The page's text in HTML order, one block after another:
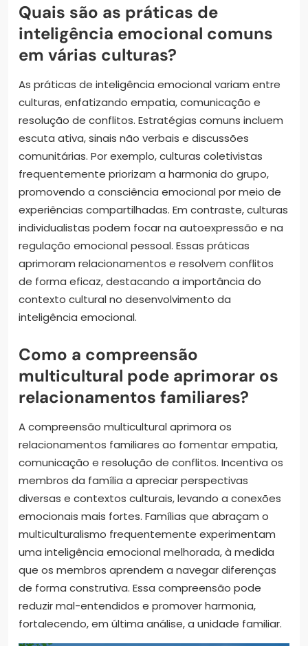
Quais são as práticas de
inteligência emocional comuns
em várias culturas?
As práticas de inteligência emocional variam entre
culturas, enfatizando empatia, comunicação e
resolução de conflitos. Estratégias comuns incluem
escuta ativa, sinais não verbais e discussões
comunitárias. Por exemplo, culturas coletivistas
frequentemente priorizam a harmonia do grupo,
promovendo a consciência emocional por meio de
experiências compartilhadas. Em contraste, culturas
individualistas podem focar na autoexpressão e na
regulação emocional pessoal. Essas práticas
aprimoram relacionamentos e resolvem conflitos
de forma eficaz, destacando a importância do
contexto cultural no desenvolvimento da
inteligência emocional.
Como a compreensão
multicultural pode aprimorar os
relacionamentos familiares?
A compreensão multicultural aprimora os
relacionamentos familiares ao fomentar empatia,
comunicação e resolução de conflitos. Incentiva os
membros da família a apreciar perspectivas
diversas e contextos culturais, levando a conexões
emocionais mais fortes. Famílias que abraçam o
multiculturalismo frequentemente experimentam
uma inteligência emocional melhorada, à medida
que os membros aprendem a navegar diferenças
de forma construtiva. Essa compreensão pode
reduzir mal-entendidos e promover harmonia,
fortalecendo, em última análise, a unidade familiar.